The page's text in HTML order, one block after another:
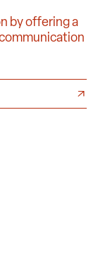
by offering a